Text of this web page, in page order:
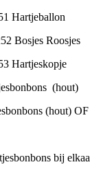
Hartjeballon
Bosjes Roosjes
Hartjeskopje
(hout)
(hout) OF
bij